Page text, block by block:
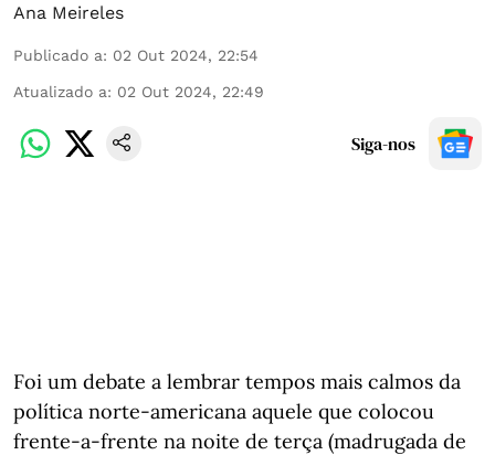
Ana Meireles
Publicado a: 02 Out 2024, 22:54
Atualizado a: 02 Out 2024, 22:49
Siga-nos
Foi um debate a lembrar tempos mais calmos da
política norte-americana aquele que colocou
frente-a-frente na noite de terça (madrugada de